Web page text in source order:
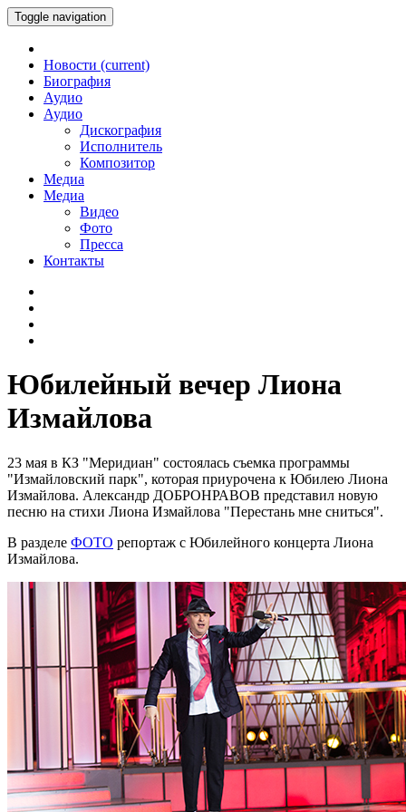
Toggle navigation
Новости (current)
Биография
Аудио
Аудио
Дискография
Исполнитель
Композитор
Медиа
Медиа
Видео
Фото
Пресса
Контакты
Юбилейный вечер Лиона
Измайлова
23 мая в КЗ "Меридиан" состоялась съемка программы
"Измайловский парк", которая приурочена к Юбилею Лиона
Измайлова. Александр ДОБРОНРАВОВ представил новую
песню на стихи Лиона Измайлова "Перестань мне сниться".
В разделе ФОТО репортаж с Юбилейного концерта Лиона
Измайлова.